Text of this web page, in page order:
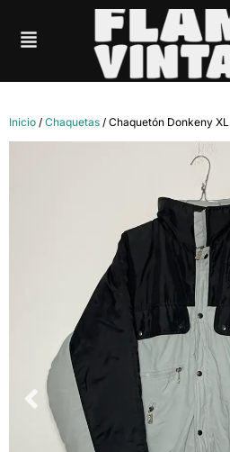
Inicio / Chaquetas / Chaquetón Donkeny XL